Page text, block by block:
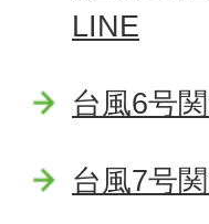
LINE
台風6号
台風7号